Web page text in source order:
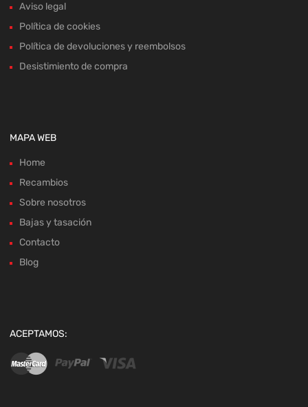
Aviso legal
Política de cookies
Política de devoluciones y reembolsos
Desistimiento de compra
MAPA WEB
Home
Recambios
Sobre nosotros
Bajas y tasación
Contacto
Blog
ACEPTAMOS: